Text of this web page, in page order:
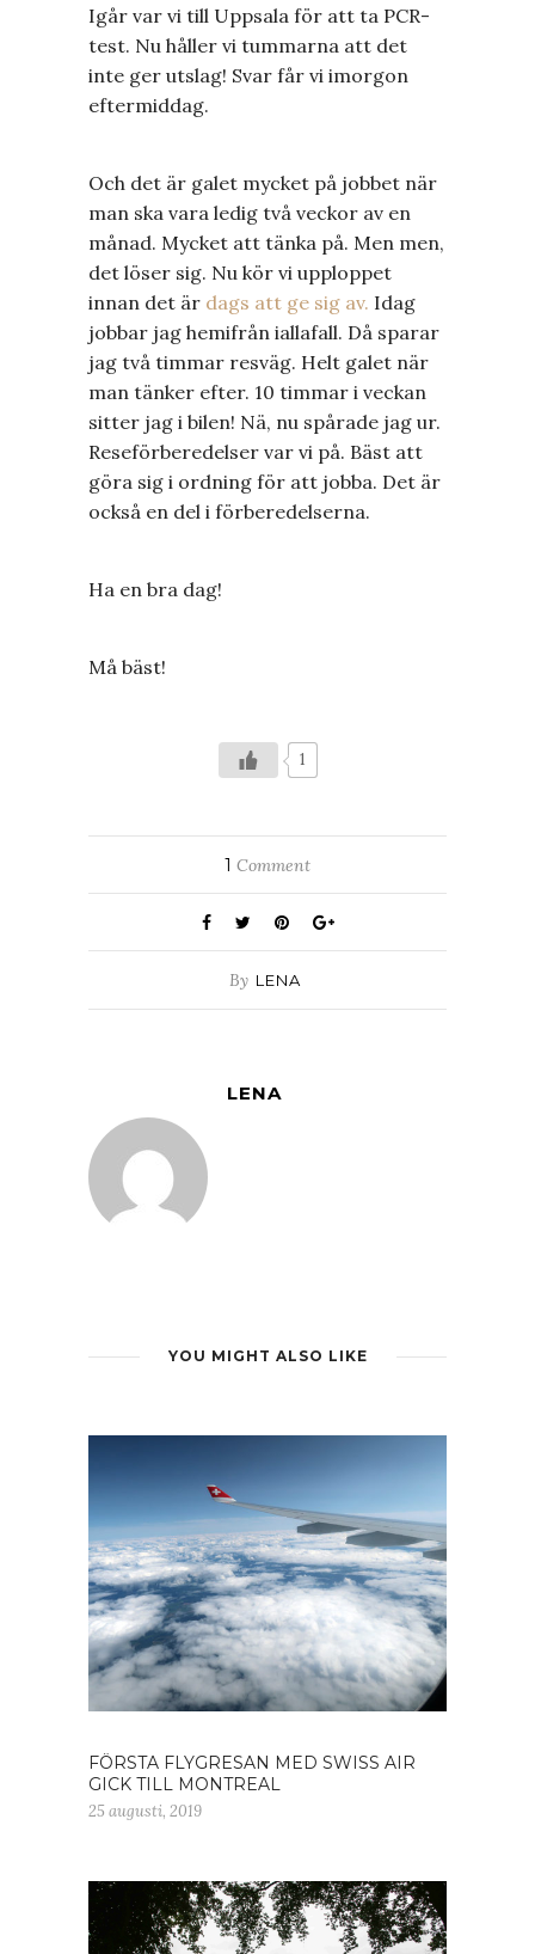
Igår var vi till Uppsala för att ta PCR-
test. Nu håller vi tummarna att det
inte ger utslag! Svar får vi imorgon
eftermiddag.
Och det är galet mycket på jobbet när
man ska vara ledig två veckor av en
månad. Mycket att tänka på. Men men,
det löser sig. Nu kör vi upploppet
innan det är dags att ge sig av. Idag
jobbar jag hemifrån iallafall. Då sparar
jag två timmar resväg. Helt galet när
man tänker efter. 10 timmar i veckan
sitter jag i bilen! Nä, nu spårade jag ur.
Reseförberedelser var vi på. Bäst att
göra sig i ordning för att jobba. Det är
också en del i förberedelserna.
Ha en bra dag!
Må bäst!
1
1 Comment
By LENA
LENA
YOU MIGHT ALSO LIKE
FÖRSTA FLYGRESAN MED SWISS AIR
GICK TILL MONTREAL
25 augusti, 2019